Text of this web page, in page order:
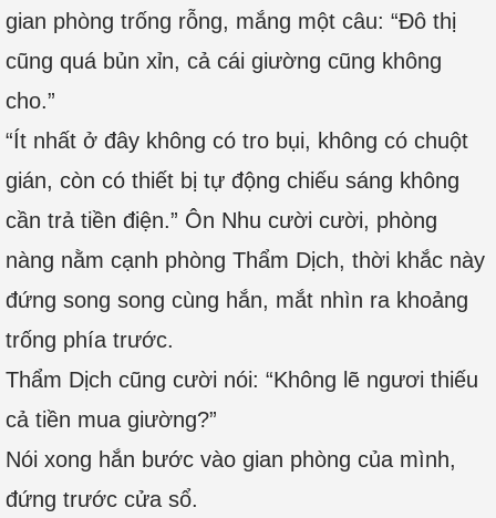
gian phòng trống rỗng, mắng một câu: “Đô thị
cũng quá bủn xỉn, cả cái giường cũng không
cho.”
“Ít nhất ở đây không có tro bụi, không có chuột
gián, còn có thiết bị tự động chiếu sáng không
cần trả tiền điện.” Ôn Nhu cười cười, phòng
nàng nằm cạnh phòng Thẩm Dịch, thời khắc này
đứng song song cùng hắn, mắt nhìn ra khoảng
trống phía trước.
Thẩm Dịch cũng cười nói: “Không lẽ ngươi thiếu
cả tiền mua giường?”
Nói xong hắn bước vào gian phòng của mình,
đứng trước cửa sổ.